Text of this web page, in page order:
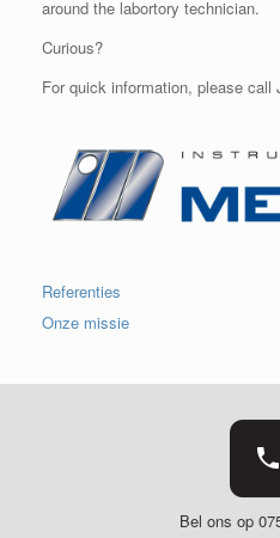
around the labortory technician.
Curious?
For quick information, please call
Referenties
Onze missie
Bel ons op